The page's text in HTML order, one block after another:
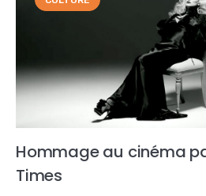
Hommage au cinéma
Times